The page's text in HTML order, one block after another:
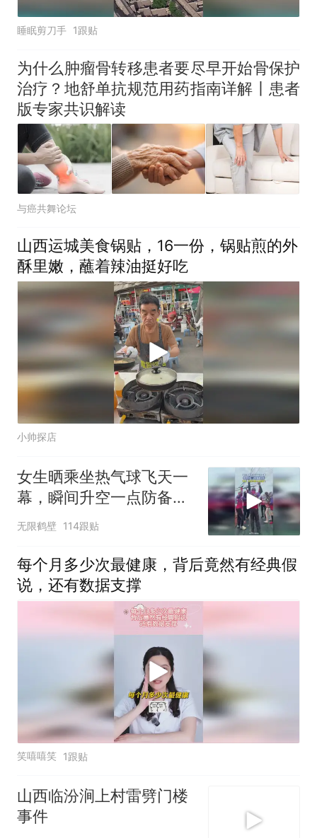
睡眠剪刀手 1跟贴
为什么肿瘤骨转移患者要尽早开始骨保护
治疗？地舒单抗规范用药指南详解丨患者
版专家共识解读
与癌共舞论坛
山西运城美食锅贴，16一份，锅贴煎的外
酥里嫩，蘸着辣油挺好吃
小帅探店
女生晒乘坐热气球飞天一
幕，瞬间升空一点防备都
没有
无限鹤壁 114跟贴
每个月多少次最健康，背后竟然有经典假
说，还有数据支撑
笑嘻嘻笑 1跟贴
山西临汾涧上村雷劈门楼
事件